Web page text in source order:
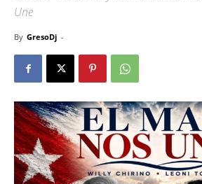
Une
By GresoDj -